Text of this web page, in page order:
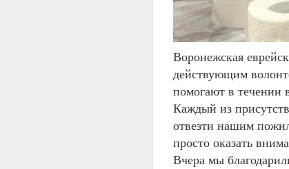
Воронежская
действующим
помогают в течении
Каждый из
отвезти нашим
просто оказать
Вчера мы